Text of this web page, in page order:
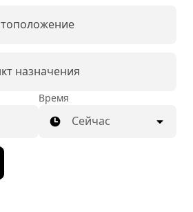
назначения
Время
Сейчас